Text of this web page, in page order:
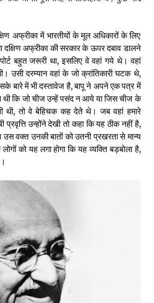
अफ्रीका में भारतीयों के मूल अधिकारों के लिए
दक्षिण अफ्रीका की सरकार के ऊपर दबाव डालने
बहुत जरूरी था, इसलिए वे वहां गये थे। वहां
उसी दरम्यान वहां के जो क्रांतिकारी घटक थे,
बारे में भी दस्तावेज है, बापू ने अपने एक पत्र में
थी कि जो चीज उन्हें पसंद न आये या जिस चीज के
थी, तो वे बेहिचक कह देते थे। जब वहां हमारे
प्रवृत्ति उन्होंने देखी तो कहा कि यह ठीक नहीं है,
वक्त उनकी बातों को उतनी प्रखरता से मान्य
को यह लगा होगा कि यह व्यक्ति बड़बोला है,